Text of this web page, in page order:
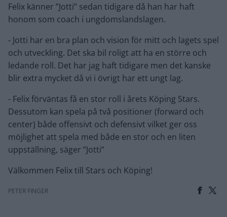
Felix känner ”Jotti” sedan tidigare då han har haft
honom som coach i ungdomslandslagen.
- Jotti har en bra plan och vision för mitt och lagets spel
och utveckling. Det ska bil roligt att ha en större och
ledande roll. Det har jag haft tidigare men det kanske
blir extra mycket då vi i övrigt har ett ungt lag.
- Felix förväntas få en stor roll i årets Köping Stars.
Dessutom kan spela på två positioner (forward och
center) både offensivt och defensivt vilket ger oss
möjlighet att spela med både en stor och en liten
uppställning, säger ”Jotti”
Välkommen Felix till Stars och Köping!
PETER FINGER